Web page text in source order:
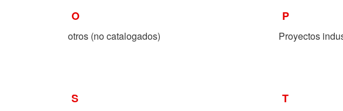
O
otros (no catalogados)
P
Proyectos
S T